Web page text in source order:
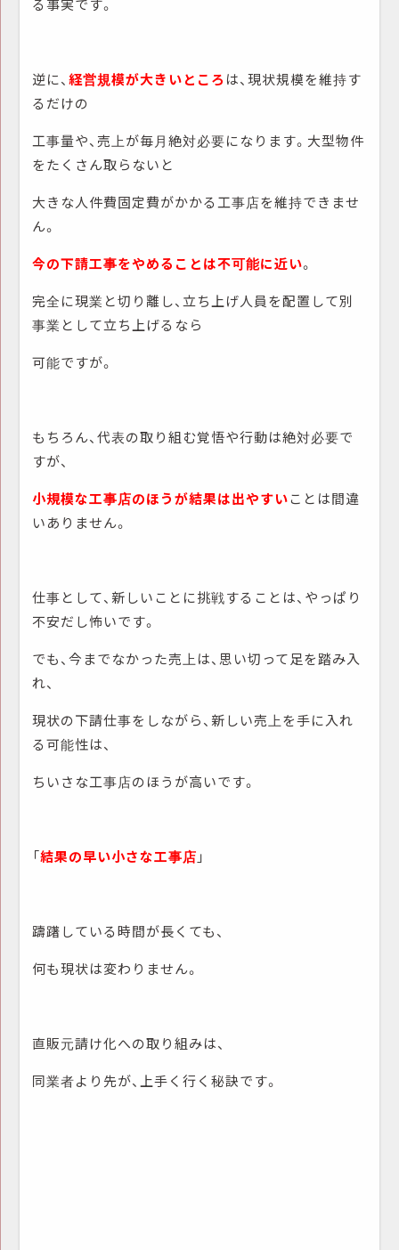
る事実です。
逆に、経営規模が大きいところ は、現状規模を維持す
るだけの
工事量や、売上が毎月絶対必要になります。大型物件
をたくさん取らないと
大きな人件費固定費がかかる工事店を維持できませ
ん。
今の下請工事をやめることは不可能に近い。
完全に現業と切り離し、立ち上げ人員を配置して別
事業として立ち上げるなら
可能ですが。
もちろん、代表の取り組む覚悟や行動は絶対必要で
すが、
小規模な工事店のほうが結果は出やすいことは間違
いありません。
仕事として、新しいことに挑戦することは、やっぱり
不安だし怖いです。
でも、今までなかった売上は、思い切って足を踏み入
れ、
現状の下請仕事をしながら、新しい売上を手に入れ
る可能性は、
ちいさな工事店のほうが高いです。
「結果の早い小さな工事店 」
躊躇している時間が長くても、
何も現状は変わりません。
直販元請け化への取り組みは、
同業者より先が、上手く行く秘訣です。